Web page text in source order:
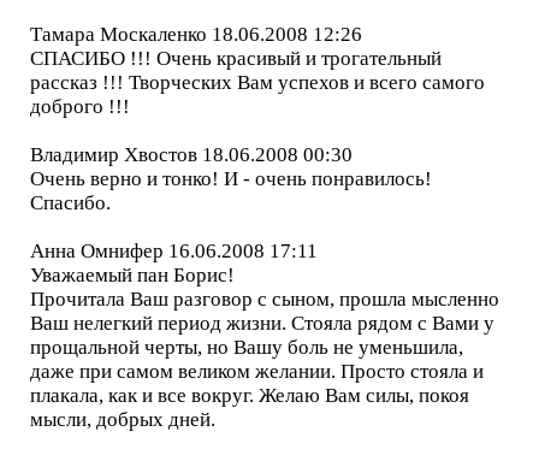
Тамара Москаленко 18.06.2008 12:26
СПАСИБО !!! Очень красивый и трогательный
рассказ !!! Творческих Вам успехов и всего самого
доброго !!!
Владимир Хвостов 18.06.2008 00:30
Очень верно и тонко! И - очень понравилось!
Спасибо.
Анна Омнифер 16.06.2008 17:11
Уважаемый пан Борис!
Прочитала Ваш разговор с сыном, прошла мысленно
Ваш нелегкий период жизни. Стояла рядом с Вами у
прощальной черты, но Вашу боль не уменьшила,
даже при самом великом желании. Просто стояла и
плакала, как и все вокруг. Желаю Вам силы, покоя
мысли, добрых дней.